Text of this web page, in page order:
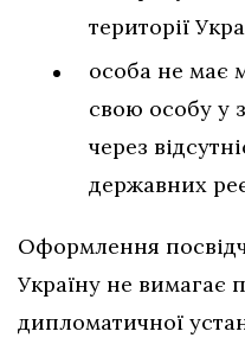
території
особа не має
свою особу у
через
державних
Оформлення
Україну не вимагає
дипломатичної